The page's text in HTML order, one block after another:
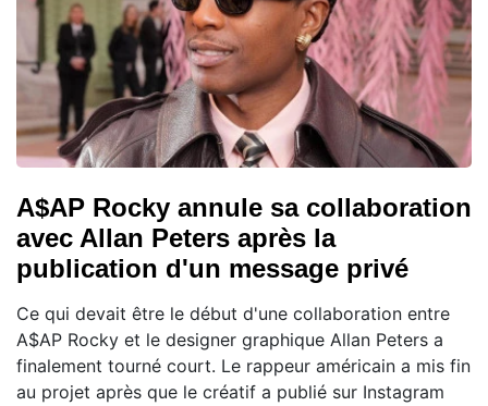
A$AP Rocky annule sa collaboration
avec Allan Peters après la
publication d'un message privé
Ce qui devait être le début d'une collaboration entre
A$AP Rocky et le designer graphique Allan Peters a
finalement tourné court. Le rappeur américain a mis fin
au projet après que le créatif a publié sur Instagram